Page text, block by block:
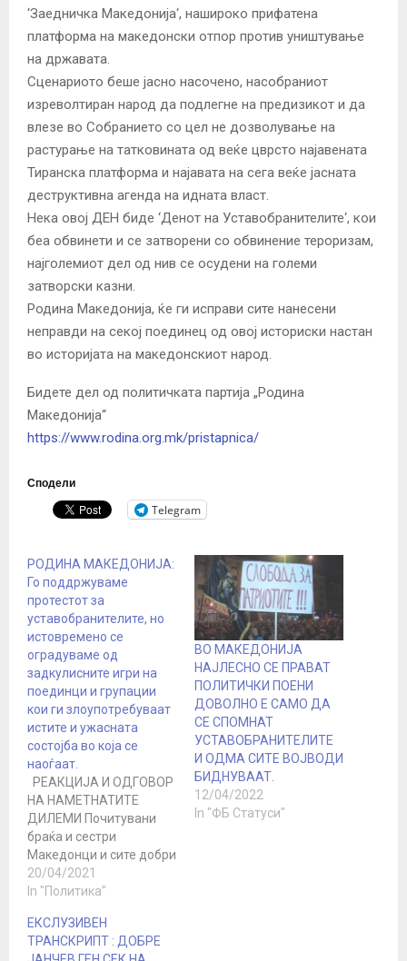
‘Заедничка Македонија‘, нашироко прифатена
платформа на македонски отпор против уништување
на државата.
Сценариото беше јасно насочено, насобраниот
изреволтиран народ да подлегне на предизикот и да
влезе во Собранието со цел не дозволување на
растурање на татковината од веќе цврсто најавената
Тиранска платформа и најавата на сега веќе јасната
деструктивна агенда на идната власт.
Нека овој ДЕН биде ‘Денот на Уставобранителите‘, кои
беа обвинети и се затворени со обвинение тероризам,
најголемиот дел од нив се осудени на големи
затворски казни.
Родина Македонија, ќе ги исправи сите нанесени
неправди на секој поединец од овој историски настан
во историјата на македонскиот народ.
Бидете дел од политичката партија „Родина
Македонија“
https://www.rodina.org.mk/pristapnica/
Сподели
Telegram
РОДИНА МАКЕДОНИЈА:
Го поддржуваме
протестот за
уставобранителите, но
истовремено се
оградуваме од
задкулисните игри на
поединци и групации
кои ги злоупотребуваат
истите и ужасната
состојба во која се
наоѓаат.
РЕАКЦИЈА И ОДГОВОР
НА НАМЕТНАТИТЕ
ДИЛЕМИ Почитувани
браќа и сестри
Македонци и сите добри
и чесни луѓе. Родина
Македонија даде
“Семакедонскиот
протест закажан за
20/04/2021
In "Политика"
ВО МАКЕДОНИЈА
НАЈЛЕСНО СЕ ПРАВАТ
ПОЛИТИЧКИ ПОЕНИ
ДОВОЛНО Е САМО ДА
СЕ СПОМНАТ
УСТАВОБРАНИТЕЛИТЕ
И ОДМА СИТЕ ВОЈВОДИ
БИДНУВААТ.
12/04/2022
In "ФБ Статуси"
ЕКСЛУЗИВЕН
ТРАНСКРИПТ : ДОБРЕ